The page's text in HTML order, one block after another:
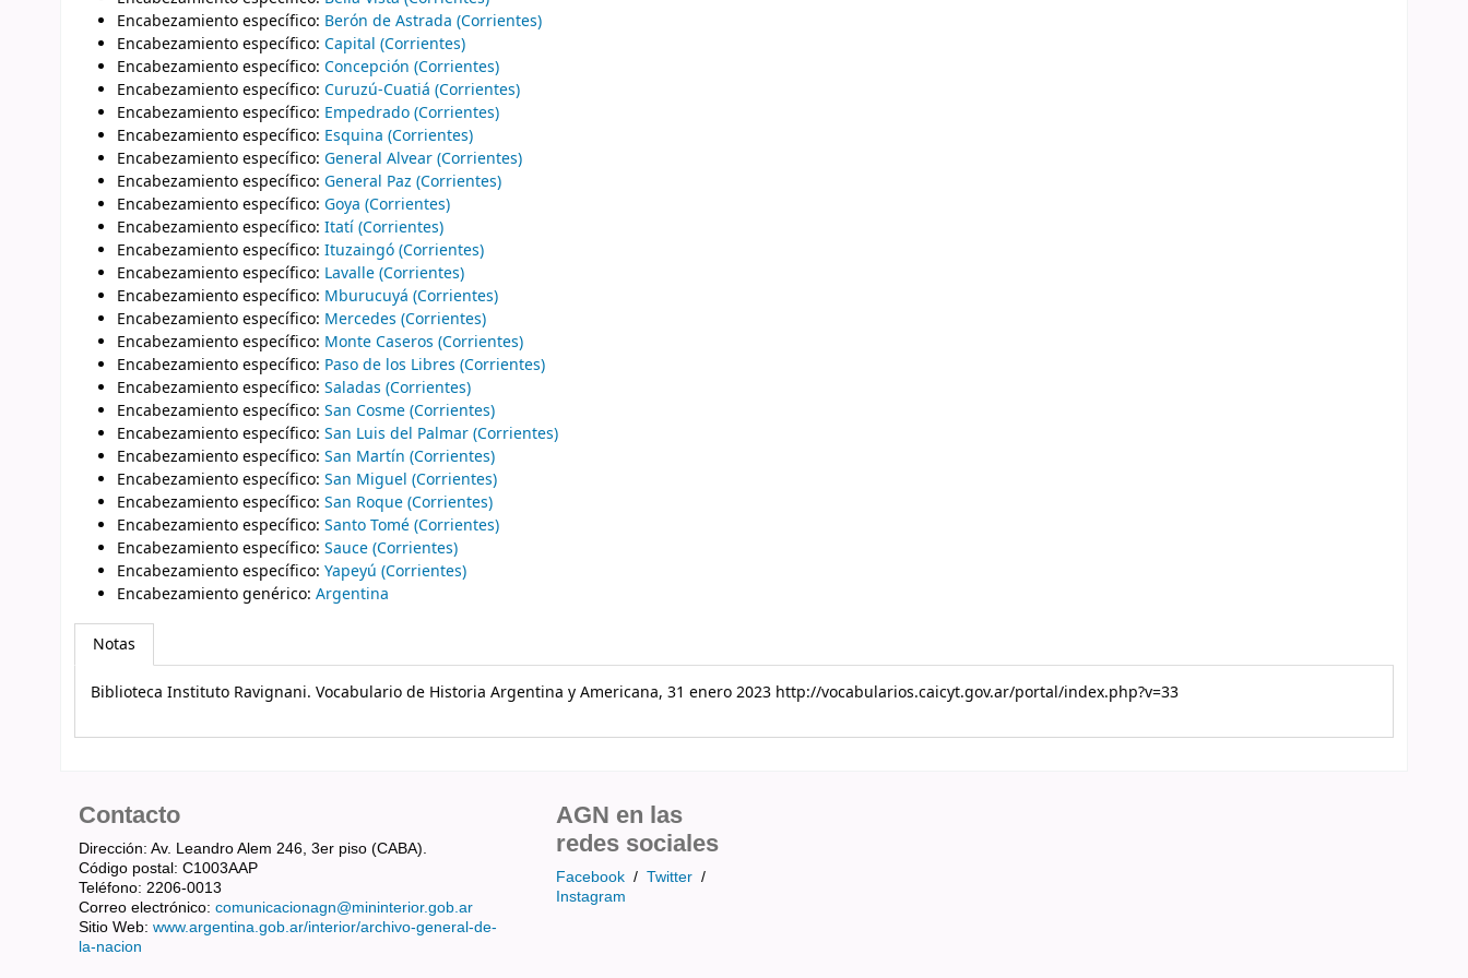
Encabezamiento específico: Berón de Astrada (Corrientes)
Encabezamiento específico: Capital (Corrientes)
Encabezamiento específico: Concepción (Corrientes)
Encabezamiento específico: Curuzú-Cuatiá (Corrientes)
Encabezamiento específico: Empedrado (Corrientes)
Encabezamiento específico: Esquina (Corrientes)
Encabezamiento específico: General Alvear (Corrientes)
Encabezamiento específico: General Paz (Corrientes)
Encabezamiento específico: Goya (Corrientes)
Encabezamiento específico: Itatí (Corrientes)
Encabezamiento específico: Ituzaingó (Corrientes)
Encabezamiento específico: Lavalle (Corrientes)
Encabezamiento específico: Mburucuyá (Corrientes)
Encabezamiento específico: Mercedes (Corrientes)
Encabezamiento específico: Monte Caseros (Corrientes)
Encabezamiento específico: Paso de los Libres (Corrientes)
Encabezamiento específico: Saladas (Corrientes)
Encabezamiento específico: San Cosme (Corrientes)
Encabezamiento específico: San Luis del Palmar (Corrientes)
Encabezamiento específico: San Martín (Corrientes)
Encabezamiento específico: San Miguel (Corrientes)
Encabezamiento específico: San Roque (Corrientes)
Encabezamiento específico: Santo Tomé (Corrientes)
Encabezamiento específico: Sauce (Corrientes)
Encabezamiento específico: Yapeyú (Corrientes)
Encabezamiento genérico: Argentina
Notas
Biblioteca Instituto Ravignani. Vocabulario de Historia Argentina y Americana, 31 enero 2023 http://vocabularios.caicyt.gov.ar/portal/index.php?v=33
Contacto
Dirección: Av. Leandro Alem 246, 3er piso (CABA).
Código postal: C1003AAP
Teléfono: 2206-0013
Correo electrónico: comunicacionagn@mininterior.gob.ar
Sitio Web: www.argentina.gob.ar/interior/archivo-general-de-
la-nacion
AGN en las
redes sociales
Facebook / Twitter /
Instagram